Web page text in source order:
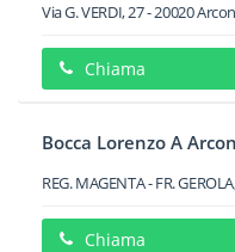
Via G. VERDI, 27-20020
Chiama
Bocca Lorenzo A
REG. MAGENTA - FR.
Chiama